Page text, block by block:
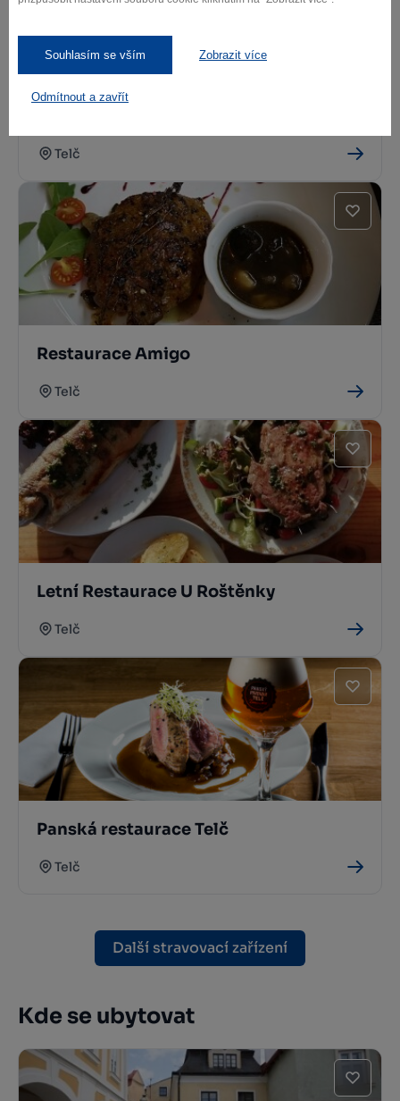
Souhlasím se vším Zobrazit více
Odmítnout a zavřít
Telč
Restaurace Amigo
Telč
Letní Restaurace U Roštěnky
Telč
Panská restaurace Telč
Telč
Další stravovací zařízení
Kde se ubytovat